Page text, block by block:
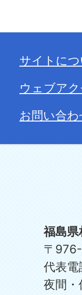
サイトにつ
ウェブア
お問い合わ
福島
〒
代表
夜間